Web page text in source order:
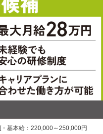
・基本給：220,000～250,000円